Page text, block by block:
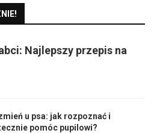
Najlepszy przepis na
u psa: jak rozpoznać i
pomóc pupilowi?